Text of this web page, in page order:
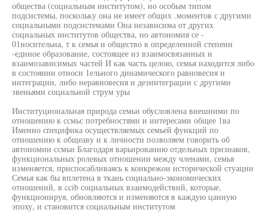
общества (социальным институтом), но особым типом
подсистемы, поскольку она не имеет общих .моментов с другими
социальными подсистемами Она независима от других
социальных институтов общества, но автономия се -
01носительна, т к семья и общество в определенной степени
-единое образование, состоящее из взаимосвязанных и
взаимозависимых частей И как часть целою, семья находится либо
в состоянии относи 1ельного динамического равновесия и
интеграции, либо неравновесия и дезинтеграции с другими
звеньями социальной струм уры
Институциональная природа семьи обусловлена внешними по
отношению к ссмьс потребностями и интересами общее 1ва
Именно специфика осуществляемых семьей функций по
отношению к общеаву и к личности позволяем говорить об
автономии ссмьи Благодаря варьированию отдельных признаков,
функциональных ролевых отношении между членами, семья
изменяется, приспосабливаясь к конкрежои исторической стуации
Семья как бы вплетена в ткань социально-экономических
отношений, в ccib социальных взаимодействий, которые,
функционируя, обновляются и изменяются в каждую цанную
эпоху, и становится социальным институтом